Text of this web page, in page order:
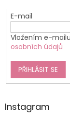
E-mail
Vložením e-
osobních údajů
PŘIHLÁSIT SE
Instagram